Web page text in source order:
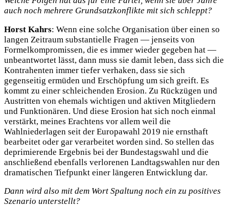
auch noch mehrere Grundsatzkonflikte mit sich schleppt?
Horst Kahrs: Wenn eine solche Organisation über einen so
langen Zeitraum substantielle Fragen — jenseits von
Formelkompromissen, die es immer wieder gegeben hat —
unbeantwortet lässt, dann muss sie damit leben, dass sich die
Kontrahenten immer tiefer verhaken, dass sie sich
gegenseitig ermüden und Erschöpfung um sich greift. Es
kommt zu einer schleichenden Erosion. Zu Rückzügen und
Austritten von ehemals wichtigen und aktiven Mitgliedern
und Funktionären. Und diese Erosion hat sich noch einmal
verstärkt, meines Erachtens vor allem weil die
Wahlniederlagen seit der Europawahl 2019 nie ernsthaft
bearbeitet oder gar verarbeitet worden sind. So stellen das
deprimierende Ergebnis bei der Bundestagswahl und die
anschließend ebenfalls verlorenen Landtagswahlen nur den
dramatischen Tiefpunkt einer längeren Entwicklung dar.
Dann wird also mit dem Wort Spaltung noch ein zu positives
Szenario unterstellt?